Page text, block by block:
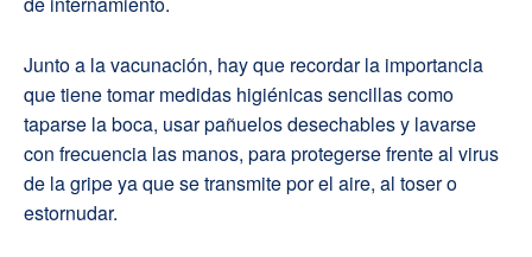
Junto a la vacunación, hay que recordar la importancia
que tiene tomar medidas higiénicas sencillas como
taparse la boca, usar pañuelos desechables y lavarse
con frecuencia las manos, para protegerse frente al virus
de la gripe ya que se transmite por el aire, al toser o
estornudar.